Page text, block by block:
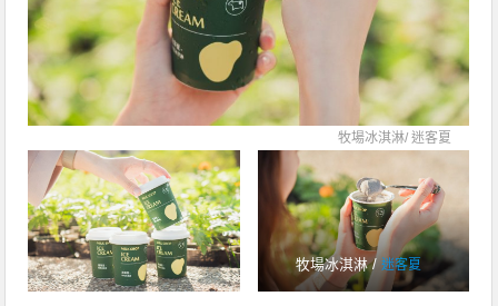
牧場冰淇淋/迷客夏
牧場冰淇淋 /迷客夏